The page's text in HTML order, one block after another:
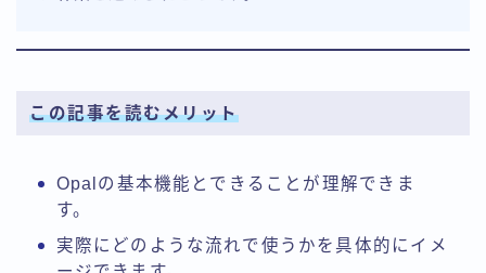
この記事を読むメリット
Opalの基本機能とできることが理解できま
す。
実際にどのような流れで使うかを具体的にイメ